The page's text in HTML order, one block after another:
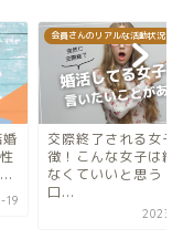
19
会員さんのリアルな活動状況
交際終了される女子
徴！こんな女子は結
なくていいと思う！
口...
2023-